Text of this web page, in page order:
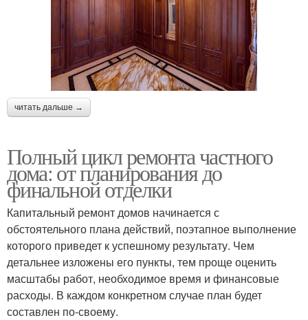
читать дальше →
Полный цикл ремонта частного
дома: от планирования до
финальной отделки
Капитальный ремонт домов начинается с
обстоятельного плана действий, поэтапное выполнение
которого приведет к успешному результату. Чем
детальнее изложены его пункты, тем проще оценить
масштабы работ, необходимое время и финансовые
расходы. В каждом конкретном случае план будет
составлен по-своему.